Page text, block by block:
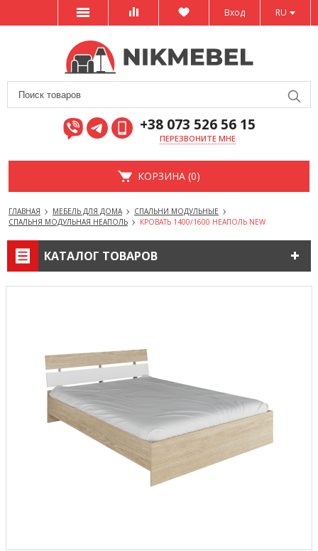
RU
Вход
+38 073 526 56 15
ПЕРЕЗВОНИТЕ МНЕ
КОРЗИНА (0)
ГЛАВНАЯ МЕБЕЛЬ ДЛЯ ДОМА
СПАЛЬНИ МОДУЛЬНЫЕ
СПАЛЬНЯ МОДУЛЬНАЯ НЕАПОЛЬ
КРОВАТЬ 1400/1600 НЕАПОЛЬ NEW
КАТАЛОГ ТОВАРОВ